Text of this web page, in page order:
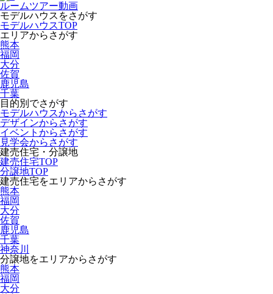
ルームツアー動画
モデルハウスをさがす
モデルハウスTOP
エリアからさがす
熊本
福岡
大分
佐賀
鹿児島
千葉
目的別でさがす
モデルハウスからさがす
デザインからさがす
イベントからさがす
見学会からさがす
建売住宅・分譲地
建売住宅TOP
分譲地TOP
建売住宅をエリアからさがす
熊本
福岡
大分
佐賀
鹿児島
千葉
神奈川
分譲地をエリアからさがす
熊本
福岡
大分